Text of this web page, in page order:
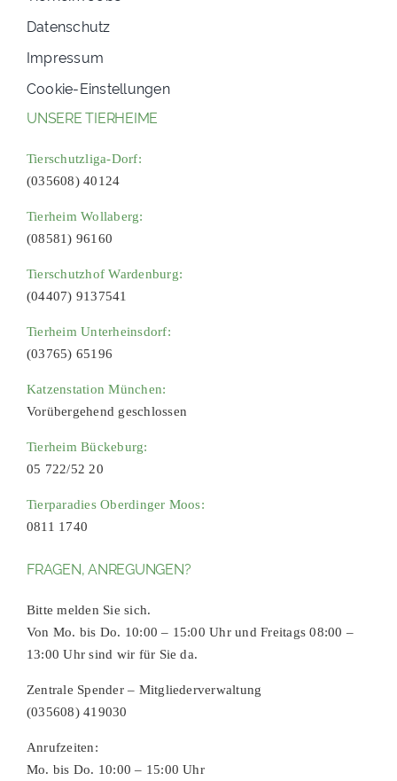
Datenschutz
Impressum
Cookie-Einstellungen
UNSERE TIERHEIME
Tierschutzliga-Dorf:
(035608) 40124
Tierheim Wollaberg:
(08581) 96160
Tierschutzhof Wardenburg:
(04407) 9137541
Tierheim Unterheinsdorf:
(03765) 65196
Katzenstation München:
Vorübergehend geschlossen
Tierheim Bückeburg:
05 722/52 20
Tierparadies Oberdinger Moos:
0811 1740
FRAGEN, ANREGUNGEN?
Bitte melden Sie sich.
Von Mo. bis Do. 10:00 – 15:00 Uhr und Freitags 08:00 –
13:00 Uhr sind wir für Sie da.
Zentrale Spender – Mitgliederverwaltung
(035608) 419030
Anrufzeiten:
Mo. bis Do. 10:00 – 15:00 Uhr